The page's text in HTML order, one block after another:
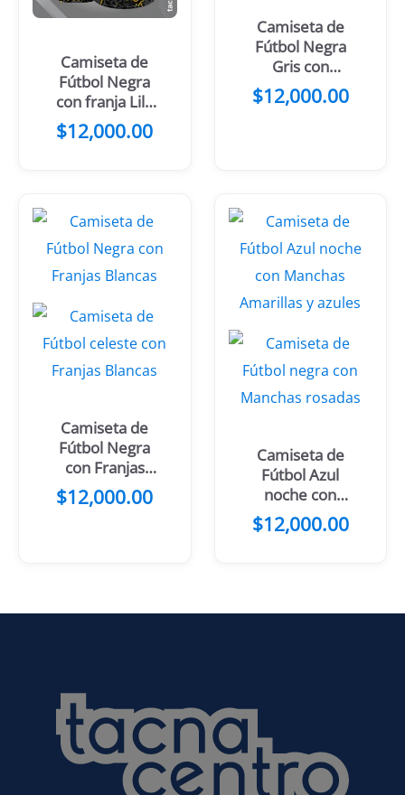
Camiseta de
Fútbol Negra
con franja Lila
Diagonal
$12,000.00
Camiseta de
Fútbol Negra
Gris con
Manchas
Celestes
$12,000.00
Camiseta de
Fútbol Negra
con Franjas
Blancas
$12,000.00
Camiseta de
Fútbol Azul
noche con
Manchas
Amarillas y
$12,000.00